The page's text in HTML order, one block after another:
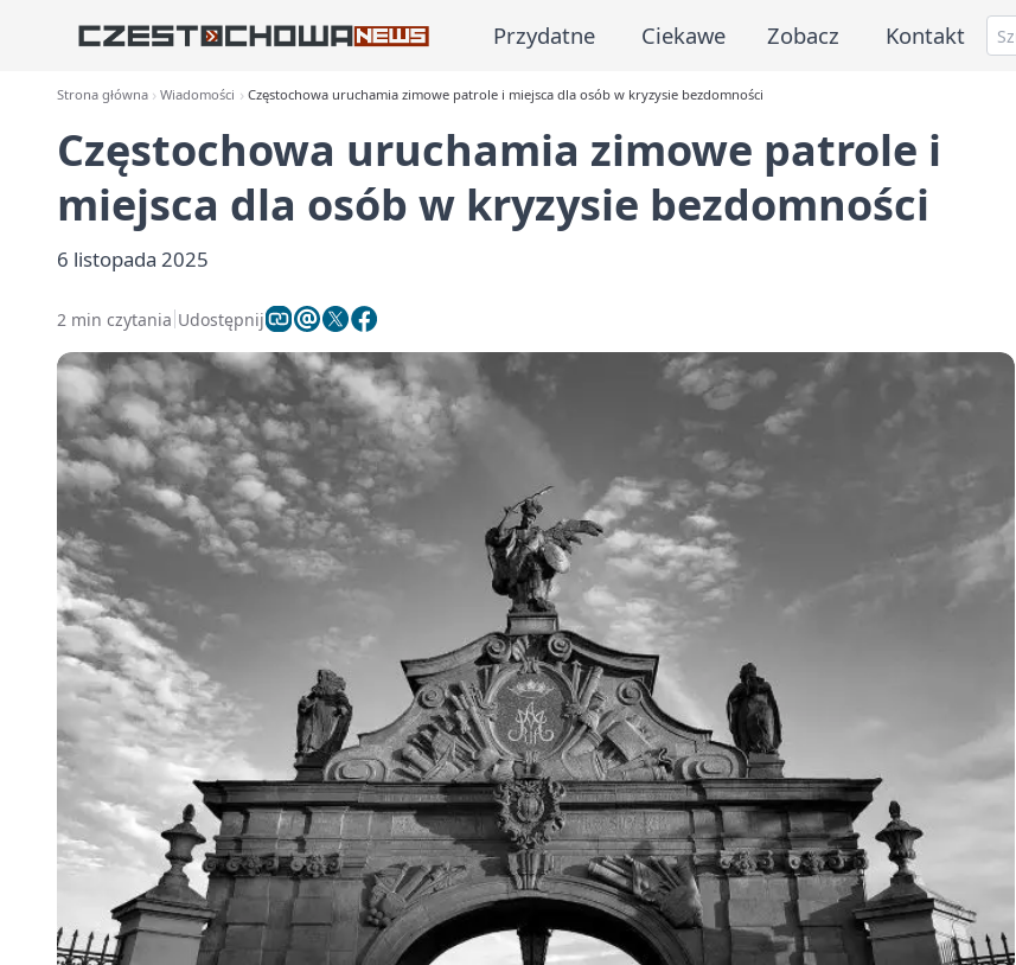
Przydatne Ciekawe Zobacz Kontakt
Strona główna Wiadomości Częstochowa uruchamia zimowe patrole i miejsca dla osób w kryzysie bezdomności
Częstochowa uruchamia zimowe patrole i
miejsca dla osób w kryzysie bezdomności
6 listopada 2025
2 min czytania Udostępnij